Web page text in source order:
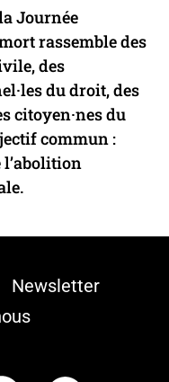
Journée
rassemble des
des
du droit, des
citoyen·nes du
commun :
l’abolition
Newsletter